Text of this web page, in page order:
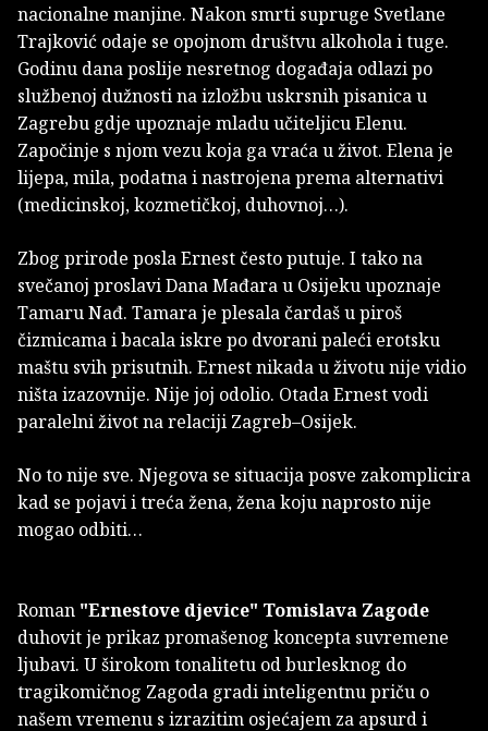
nacionalne manjine. Nakon smrti supruge Svetlane
Trajković odaje se opojnom društvu alkohola i tuge.
Godinu dana poslije nesretnog događaja odlazi po
službenoj dužnosti na izložbu uskrsnih pisanica u
Zagrebu gdje upoznaje mladu učiteljicu Elenu.
Započinje s njom vezu koja ga vraća u život. Elena je
lijepa, mila, podatna i nastrojena prema alternativi
(medicinskoj, kozmetičkoj, duhovnoj…).
Zbog prirode posla Ernest često putuje. I tako na
svečanoj proslavi Dana Mađara u Osijeku upoznaje
Tamaru Nađ. Tamara je plesala čardaš u piroš
čizmicama i bacala iskre po dvorani paleći erotsku
maštu svih prisutnih. Ernest nikada u životu nije vidio
ništa izazovnije. Nije joj odolio. Otada Ernest vodi
paralelni život na relaciji Zagreb–Osijek.
No to nije sve. Njegova se situacija posve zakomplicira
kad se pojavi i treća žena, žena koju naprosto nije
mogao odbiti…
Roman "Ernestove djevice" Tomislava Zagode
duhovit je prikaz promašenog koncepta suvremene
ljubavi. U širokom tonalitetu od burlesknog do
tragikomičnog Zagoda gradi inteligentnu priču o
našem vremenu s izrazitim osjećajem za apsurd i